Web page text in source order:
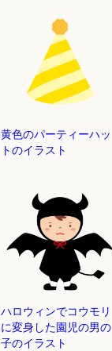
黄色のパーティーハッ
トのイラスト
ハロウィンでコウモリ
に変身した園児の男の
子のイラスト